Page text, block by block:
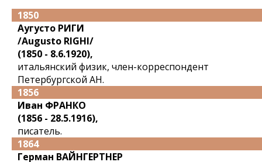
1850
Аугусто РИГИ
/Augusto RIGHI/
(1850 - 8.6.1920),
итальянский физик, член-корреспондент
Петербургской АН.
1856
Иван ФРАНКО
(1856 - 28.5.1916),
писатель.
1864
Герман ВАЙНГЕРТНЕР